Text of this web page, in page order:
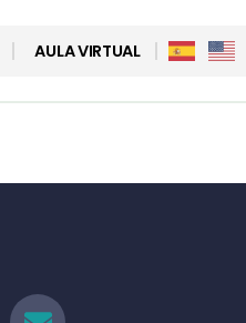
AULA VIRTUAL